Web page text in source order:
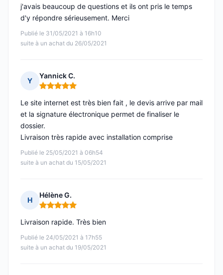
Publié le 31/05/2021 à 16h10
suite à un achat du 26/05/2021
j'avais beaucoup de questions et ils ont pris le temps
d'y répondre sérieusement. Merci
Y
Yannick C.
Note : 5 sur 5
Publié le 25/05/2021 à 06h54
suite à un achat du 15/05/2021
Le site internet est très bien fait , le devis arrive par mail
et la signature électronique permet de finaliser le
dossier.
Livraison très rapide avec installation comprise
H
Hélène G.
Note : 5 sur 5
Publié le 24/05/2021 à 17h55
suite à un achat du 19/05/2021
Livraison rapide. Très bien